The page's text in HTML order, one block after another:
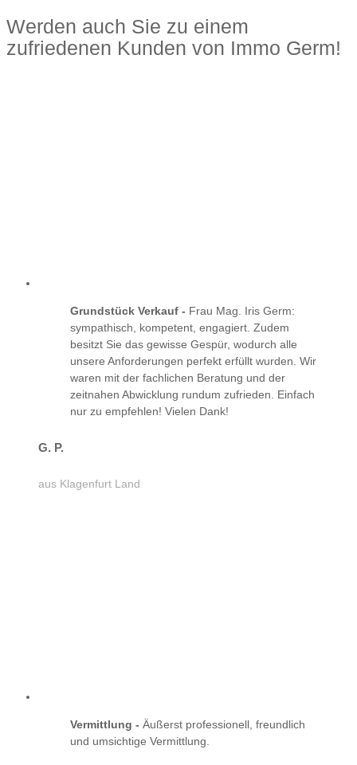
Werden auch Sie zu einem
zufriedenen Kunden von Immo Germ!
Grundstück Verkauf - Frau Mag. Iris Germ:
sympathisch, kompetent, engagiert. Zudem
besitzt Sie das gewisse Gespür, wodurch alle
unsere Anforderungen perfekt erfüllt wurden. Wir
waren mit der fachlichen Beratung und der
zeitnahen Abwicklung rundum zufrieden. Einfach
nur zu empfehlen! Vielen Dank!
G. P.
aus Klagenfurt Land
Vermittlung - Äußerst professionell, freundlich
und umsichtige Vermittlung.